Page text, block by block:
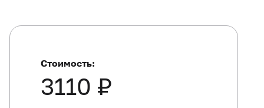
Стоимость:
3110 ₽